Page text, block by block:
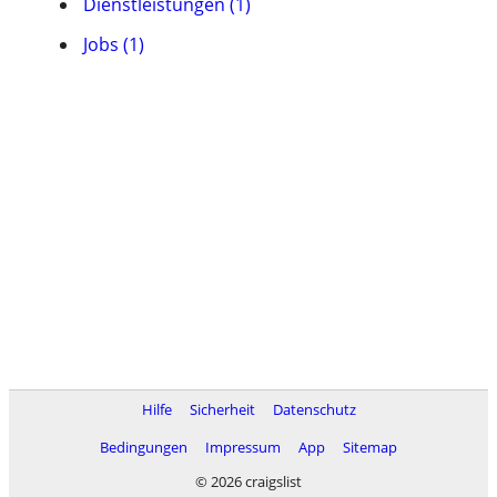
Jobs (1)
Hilfe Sicherheit
Datenschutz
Bedingungen
Impressum App
Sitemap
© 2026 craigslist